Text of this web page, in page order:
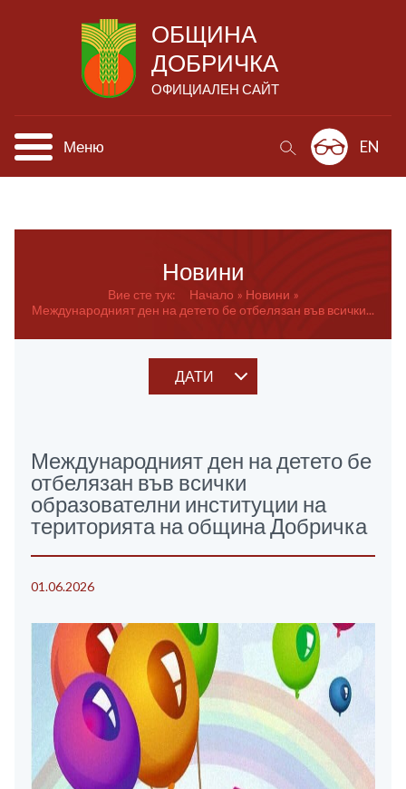
ОБЩИНА
ДОБРИЧКА
ОФИЦИАЛЕН САЙТ
Меню EN
Новини
Вие сте тук: Начало
Новини
Международният ден на детето бе отбелязан във всички...
ДАТИ
Международният ден на детето бе
отбелязан във всички
образователни институции на
територията на община Добричка
01.06.2026